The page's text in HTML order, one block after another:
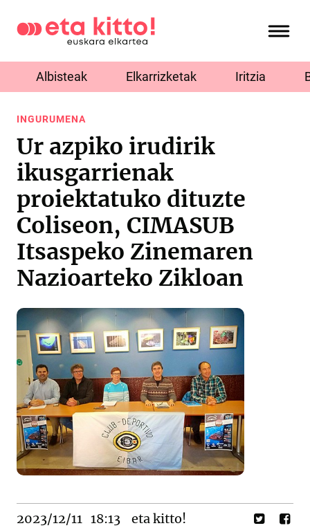
Albisteak Elkarrizketak Iritzia
INGURUMENA
Ur azpiko irudirik
ikusgarrienak
proiektatuko dituzte
Coliseon, CIMASUB
Itsaspeko Zinemaren
Nazioarteko Zikloan
2023/12/11 18:13 eta kitto!